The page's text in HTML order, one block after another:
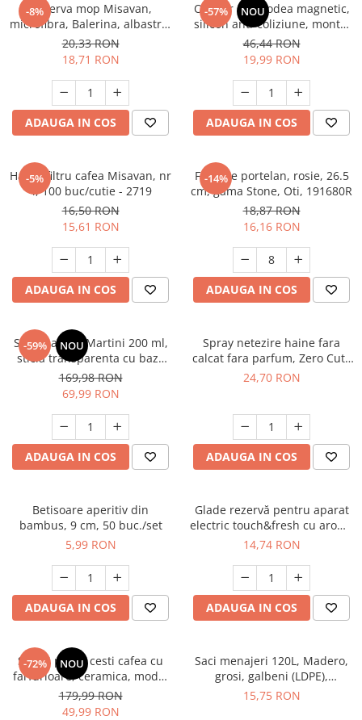
-8%
Rezerva mop Misavan,
microfibra, Balerina, albastru,
rosu, verde. - 12103
20,33 RON
18,71 RON
ADAUGA IN COS
-57% NOU
Opritor usa podea magnetic,
silicon anti-coliziune, montaj
fara gauri, silentios si
rezistent, baie sau interior,
albastru haze
46,44 RON
19,99 RON
ADAUGA IN COS
-5%
Hartie filtru cafea Misavan, nr
4, 100 buc/cutie - 2719
16,50 RON
15,61 RON
ADAUGA IN COS
-14%
Farfurie portelan, rosie, 26.5
cm, gama Stone, Oti, 191680R
18,87 RON
16,16 RON
ADAUGA IN COS
-59% NOU
Set 6 pahare Martini 200 ml,
sticla transparenta cu baza
albastra, pentru cocktailuri,
elegante, reutilizabile
169,98 RON
69,99 RON
ADAUGA IN COS
Spray netezire haine fara
calcat fara parfum, Zero Cute
Misavan, 500 ml, 90044243
24,70 RON
ADAUGA IN COS
Betisoare aperitiv din
bambus, 9 cm, 50 buc./set
5,99 RON
ADAUGA IN COS
Glade rezervă pentru aparat
electric touch&fresh cu aromă
Marine, 10 g
14,74 RON
ADAUGA IN COS
-72% NOU
Set 24 piese, cesti cafea cu
farfurioare, ceramica, model
modern verde, set complet
ceai/cafea
179,99 RON
49,99 RON
Saci menajeri 120L, Madero,
grosi, galbeni (LDPE),
25buc/rola
15,75 RON